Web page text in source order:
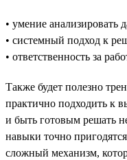
• умение анализировать
• системный подход к
• ответственность за
Также будет полезно
практично подходить к
и быть готовым решать
навыки точно
сложный механизм,